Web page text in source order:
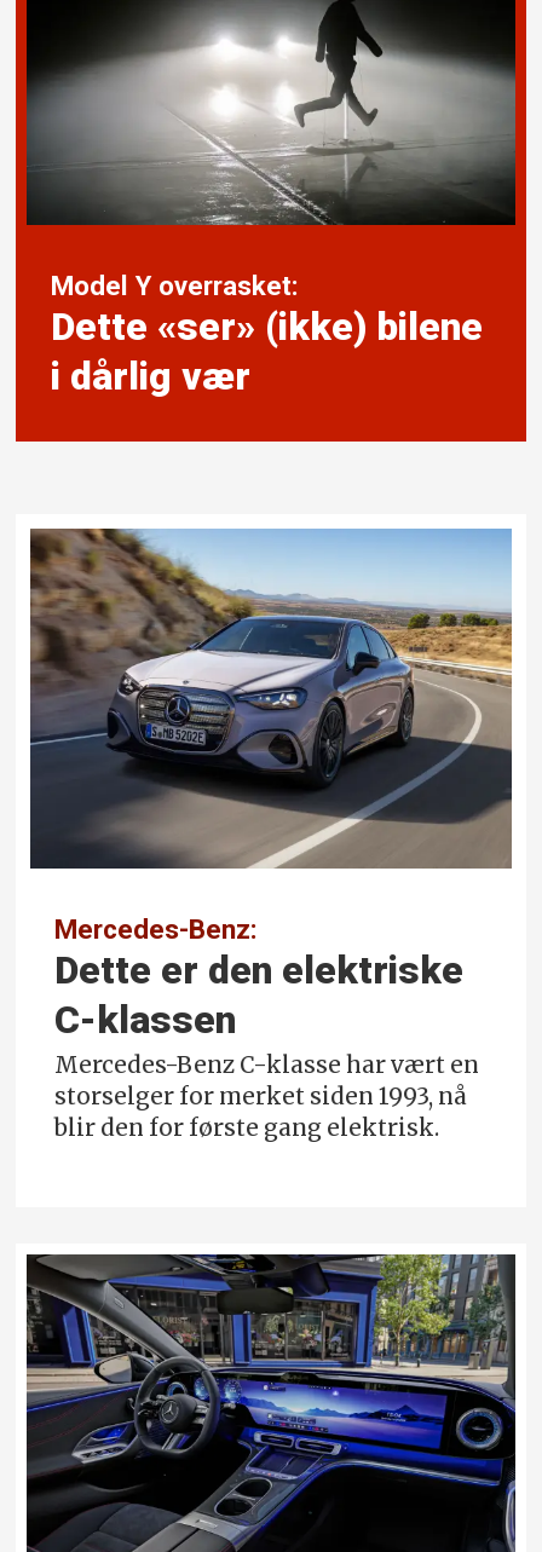
Model Y overrasket:
Dette «ser» (ikke) bilene
i dårlig vær
Mercedes-Benz:
Dette er den elektriske
C-klassen
Mercedes-Benz C-klasse har vært en
storselger for merket siden 1993, nå
blir den for første gang elektrisk.